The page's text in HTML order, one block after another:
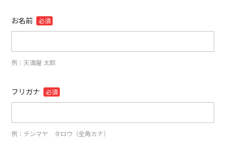
お名前 必須
例：天満屋 太郎
フリガナ 必須
例：テンマヤ タロウ（全角カナ）